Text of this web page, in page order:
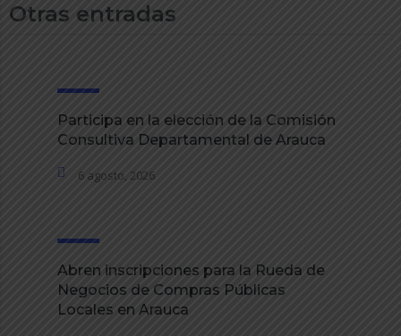
Otras entradas
Participa en la elección de la Comisión
Consultiva Departamental de Arauca
6 agosto, 2026
Abren inscripciones para la Rueda de
Negocios de Compras Públicas
Locales en Arauca